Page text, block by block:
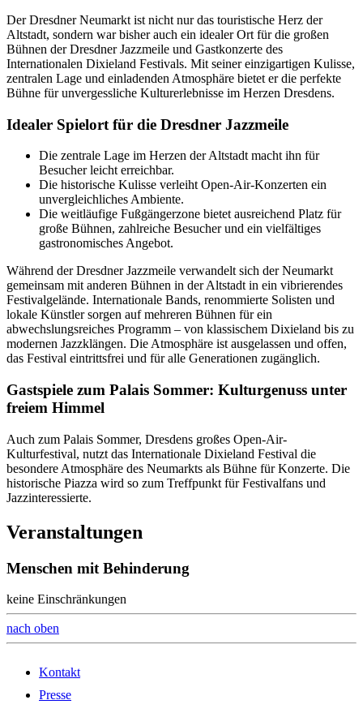
Der Dresdner Neumarkt ist nicht nur das touristische Herz der
Altstadt, sondern war bisher auch ein idealer Ort für die großen
Bühnen der Dresdner Jazzmeile und Gastkonzerte des
Internationalen Dixieland Festivals. Mit seiner einzigartigen Kulisse,
zentralen Lage und einladenden Atmosphäre bietet er die perfekte
Bühne für unvergessliche Kulturerlebnisse im Herzen Dresdens.
Idealer Spielort für die Dresdner Jazzmeile
Die zentrale Lage im Herzen der Altstadt macht ihn für
Besucher leicht erreichbar.
Die historische Kulisse verleiht Open-Air-Konzerten ein
unvergleichliches Ambiente.
Die weitläufige Fußgängerzone bietet ausreichend Platz für
große Bühnen, zahlreiche Besucher und ein vielfältiges
gastronomisches Angebot.
Während der Dresdner Jazzmeile verwandelt sich der Neumarkt
gemeinsam mit anderen Bühnen in der Altstadt in ein vibrierendes
Festivalgelände. Internationale Bands, renommierte Solisten und
lokale Künstler sorgen auf mehreren Bühnen für ein
abwechslungsreiches Programm – von klassischem Dixieland bis zu
modernen Jazzklängen. Die Atmosphäre ist ausgelassen und offen,
das Festival eintrittsfrei und für alle Generationen zugänglich.
Gastspiele zum Palais Sommer: Kulturgenuss unter
freiem Himmel
Auch zum Palais Sommer, Dresdens großes Open-Air-
Kulturfestival, nutzt das Internationale Dixieland Festival die
besondere Atmosphäre des Neumarkts als Bühne für Konzerte. Die
historische Piazza wird so zum Treffpunkt für Festivalfans und
Jazzinteressierte.
Veranstaltungen
Menschen mit Behinderung
keine Einschränkungen
nach oben
Kontakt
Presse